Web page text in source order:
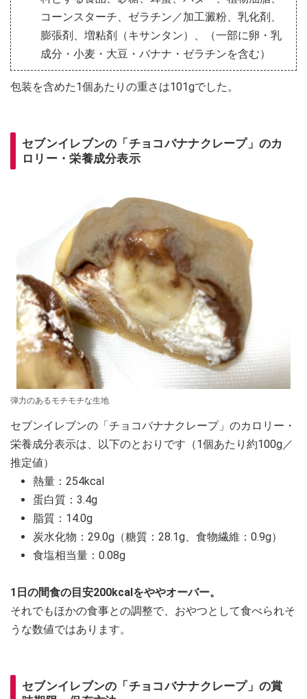
コーンスターチ、ゼラチン／加工澱粉、乳化剤、
膨張剤、増粘剤（キサンタン）、（一部に卵・乳
成分・小麦・大豆・バナナ・ゼラチンを含む）
包装を含めた1個あたりの重さは101gでした。
セブンイレブンの「チョコバナナクレープ」のカ
ロリー・栄養成分表示
弾力のあるモチモチな生地
セブンイレブンの「チョコバナナクレープ」のカロリー・
栄養成分表示は、以下のとおりです（1個あたり約100g／
推定値）
熱量：254kcal
蛋白質：3.4g
脂質：14.0g
炭水化物：29.0g（糖質：28.1g、食物繊維：0.9g）
食塩相当量：0.08g
1日の間食の目安200kcalをややオーバー。
それでもほかの食事との調整で、おやつとして食べられそ
うな数値ではあります。
セブンイレブンの「チョコバナナクレープ」の賞